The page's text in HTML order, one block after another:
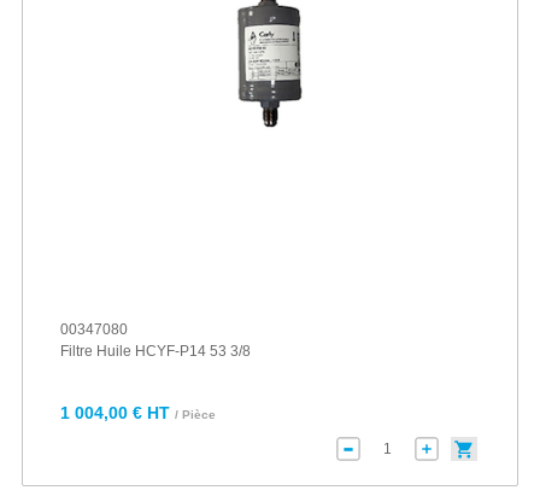
00347080
Filtre Huile HCYF-P14 53 3/8
1 004,00 € HT / Pièce